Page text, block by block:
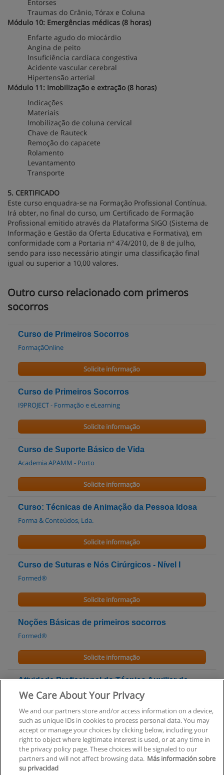
Entorses
Traumas do Crânio, Tórax e Coluna
Módulo 10: Emergências médicas (8 horas)
Enfarte agudo do miocárdio
Angina de peito
Insuficiência cardíaca congestiva
Acidente vascular cerebral
Hipertensão arterial
Módulo 11: Imobilização e extração (8 horas)
Indicações
Materiais
Imobilização de coluna cervical
Chave de Rauteck
Remoção do capacete
Rolamento
Levantamento
Transporte
5. CERTIFICADO
Este curso enquadra-se na Formação Profissional Contínua.
Irá obter, no final do curso, um Certificado de Formação
Profissional emitido através da Plataforma SIGO (Sistema de
Informação e Gestão da Oferta Educativa e Formativa), em
conformidade com a Portaria nº 474/2010, de 8 de julho,
sendo para isso necessário atingir uma classificação final
igual ou superior a 10,00 valores.
Outro curso relacionado com primeros
socorros
Curso de Primeiros Socorros
FormaçãOnline
Solicite informação
Curso de Primeiros Socorros
I9PROJECT - Formação e eLearning
Solicite informação
Curso de Suporte Básico de Vida
Academia APAMM - Porto
Solicite informação
Curso: Técnicas de Animação da Pessoa Idosa
Forma & Conteúdos, Lda.
Solicite informação
Curso de Suturas e Nós Cirúrgicos - Nível I
Formed®
Solicite informação
Noções Básicas de primeiros socorros
Formed®
Solicite informação
Atividade Profissional do Técnico Auxiliar de
Saúde
Solicite informação
We Care About Your Privacy
We and our partners store and/or access information on a device,
such as unique IDs in cookies to process personal data. You may
accept or manage your choices by clicking below, including your
right to object where legitimate interest is used, or at any time in
the privacy policy page. These choices will be signaled to our
partners and will not affect browsing data. Más información sobre
su privacidad